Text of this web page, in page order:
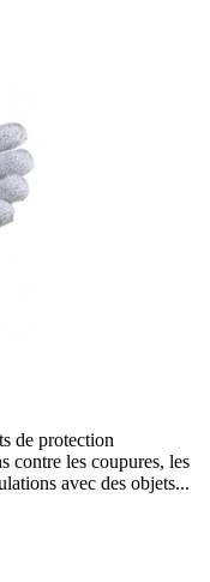
de protection
contre les coupures, les
avec des objets...